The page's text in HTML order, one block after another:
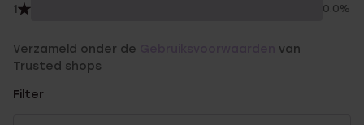
1 0.0%
Verzameld onder de
van
Trusted shops
Filter